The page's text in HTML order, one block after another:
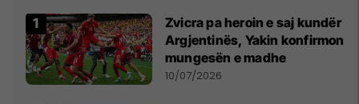
Zvicra pa heroin e saj kundër
Argjentinës, Yakin konfirmon
mungesën e madhe
10/07/2026